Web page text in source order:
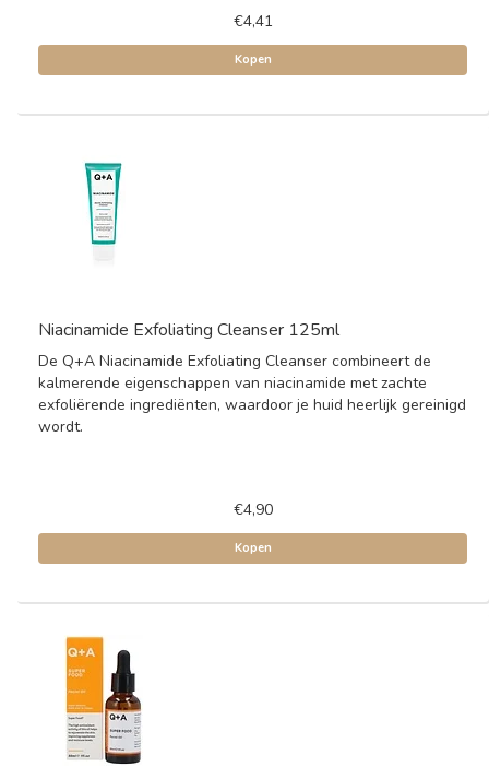
€4,41
Kopen
Niacinamide Exfoliating Cleanser 125ml
De Q+A Niacinamide Exfoliating Cleanser combineert de
kalmerende eigenschappen van niacinamide met zachte
exfoliërende ingrediënten, waardoor je huid heerlijk gereinigd
wordt.
€4,90
Kopen